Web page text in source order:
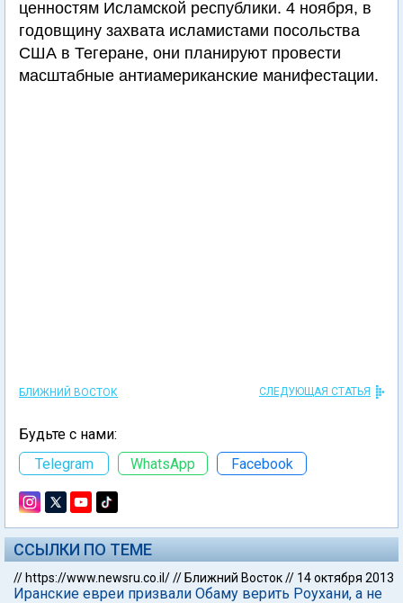
ценностям Исламской республики. 4 ноября, в
годовщину захвата исламистами посольства
США в Тегеране, они планируют провести
масштабные антиамериканские манифестации.
БЛИЖНИЙ ВОСТОК СЛЕДУЮЩАЯ СТАТЬЯ
Будьте с нами:
Telegram
WhatsApp Facebook
ССЫЛКИ ПО ТЕМЕ
// https://www.newsru.co.il/// Ближний Восток// 14 октября 2013
Иранские евреи призвали Обаму верить Роухани, а не